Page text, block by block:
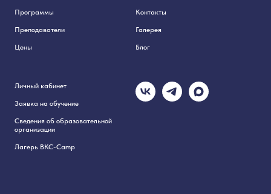
Программы
Преподаватели
Цены
Контакты
Галерея
Блог
Личный кабинет
Заявка на обучение
Сведения об образовательной
организации
Лагерь BKC-Camp